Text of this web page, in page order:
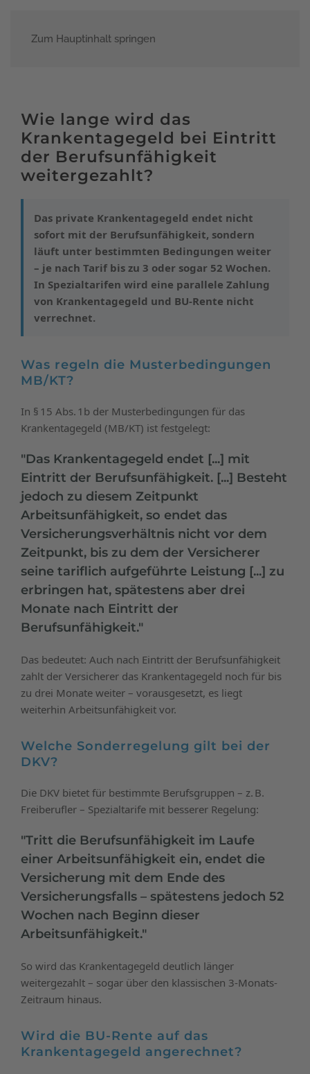
Zum Hauptinhalt springen
Wie lange wird das
Krankentagegeld bei Eintritt
der Berufsunfähigkeit
weitergezahlt?
Das private Krankentagegeld endet nicht
sofort mit der Berufsunfähigkeit, sondern
läuft unter bestimmten Bedingungen weiter
– je nach Tarif bis zu 3 oder sogar 52 Wochen.
In Spezialtarifen wird eine parallele Zahlung
von Krankentagegeld und BU-Rente nicht
verrechnet.
Was regeln die Musterbedingungen
MB/KT?
In § 15 Abs. 1b der Musterbedingungen für das
Krankentagegeld (MB/KT) ist festgelegt:
"Das Krankentagegeld endet [...] mit
Eintritt der Berufsunfähigkeit. [...] Besteht
jedoch zu diesem Zeitpunkt
Arbeitsunfähigkeit, so endet das
Versicherungsverhältnis nicht vor dem
Zeitpunkt, bis zu dem der Versicherer
seine tariflich aufgeführte Leistung [...] zu
erbringen hat, spätestens aber drei
Monate nach Eintritt der
Berufsunfähigkeit."
Das bedeutet: Auch nach Eintritt der Berufsunfähigkeit
zahlt der Versicherer das Krankentagegeld noch für bis
zu drei Monate weiter – vorausgesetzt, es liegt
weiterhin Arbeitsunfähigkeit vor.
Welche Sonderregelung gilt bei der
DKV?
Die DKV bietet für bestimmte Berufsgruppen – z. B.
Freiberufler – Spezialtarife mit besserer Regelung:
"Tritt die Berufsunfähigkeit im Laufe
einer Arbeitsunfähigkeit ein, endet die
Versicherung mit dem Ende des
Versicherungsfalls – spätestens jedoch 52
Wochen nach Beginn dieser
Arbeitsunfähigkeit."
So wird das Krankentagegeld deutlich länger
weitergezahlt – sogar über den klassischen 3-Monats-
Zeitraum hinaus.
Wird die BU-Rente auf das
Krankentagegeld angerechnet?